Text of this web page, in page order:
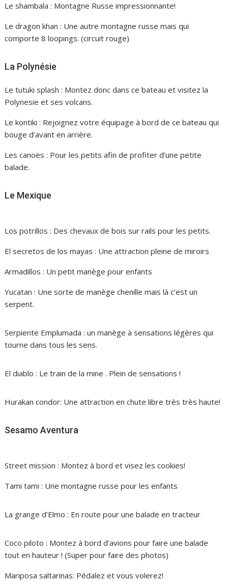
Le shambala : Montagne Russe impressionnante!
Le dragon khan : Une autre montagne russe mais qui
comporte 8 loopings. (circuit rouge)
La Polynésie
Le tutuki splash : Montez donc dans ce bateau et visitez la
Polynesie et ses volcans.
Le kontiki : Rejoignez votre équipage à bord de ce bateau qui
bouge d’avant en arrière.
Les canoës : Pour les petits afin de profiter d’une petite
balade.
Le Mexique
Los potrillos : Des chevaux de bois sur rails pour les petits.
El secretos de los mayas : Une attraction pleine de miroirs
Armadillos : Un petit manège pour enfants
Yucatan : Une sorte de manège chenille mais là c’est un
serpent.
Serpiente Emplumada : un manège à sensations légères qui
tourne dans tous les sens.
El diablo : Le train de la mine . Plein de sensations !
Hurakan condor: Une attraction en chute libre très très haute!
Sesamo Aventura
Street mission : Montez à bord et visez les cookies!
Tami tami : Une montagne russe pour les enfants
La grange d’Elmo : En route pour une balade en tracteur
Coco piloto : Montez à bord d’avions pour faire une balade
tout en hauteur ! (Super pour faire des photos)
Mariposa saltarinas: Pédalez et vous volerez!